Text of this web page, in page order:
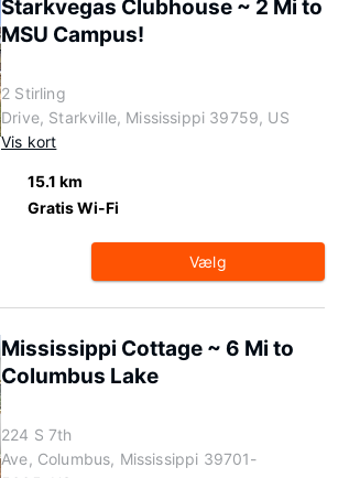
Starkvegas Clubhouse ~ 2 Mi to
MSU Campus!
2 Stirling
Drive, Starkville, Mississippi 39759, US
Vis kort
15.1 km
Gratis Wi-Fi
Vælg
Mississippi Cottage ~ 6 Mi to
Columbus Lake
224 S 7th
Ave, Columbus, Mississippi 39701-